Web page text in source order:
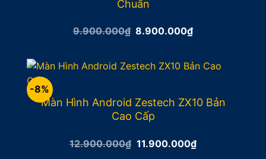
Chuẩn
9.900.000₫ Giá
9.900.000₫.
8.900.000₫Giá
là:
8.900.000₫.
-8%
Màn Hình Android Zestech ZX10 Bản
Cao Cấp
12.900.000₫ Giá
11.900.000₫Giá
hiện